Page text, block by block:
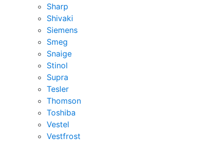
Sharp
Shivaki
Siemens
Smeg
Snaige
Stinol
Supra
Tesler
Thomson
Toshiba
Vestel
Vestfrost